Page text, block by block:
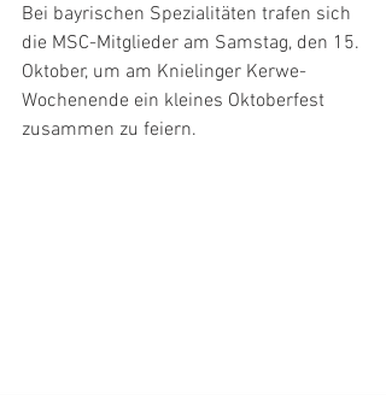
Bei bayrischen Spezialitäten trafen sich
die MSC-Mitglieder am Samstag, den 15.
Oktober, um am Knielinger Kerwe-
Wochenende ein kleines Oktoberfest
zusammen zu feiern.